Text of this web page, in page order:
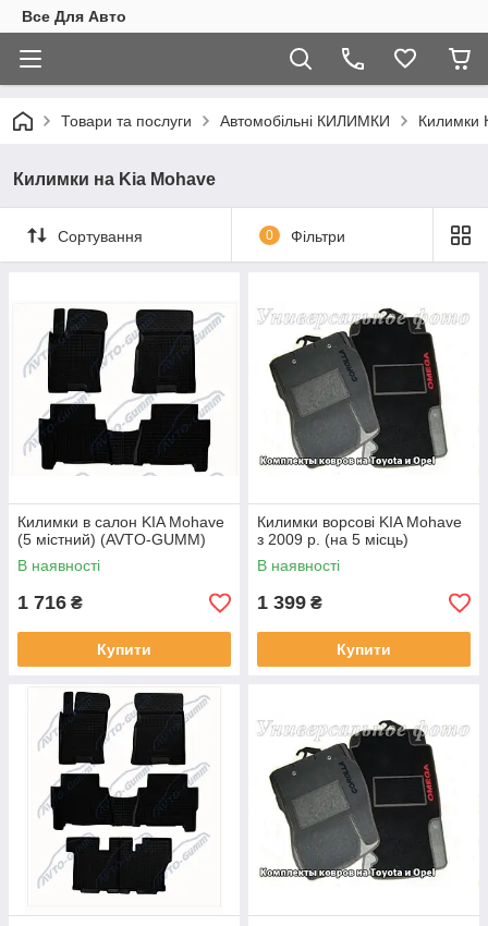
Все Для Авто
Товари та послуги Автомобільні КИЛИМКИ Килимки
Килимки на Kia Mohave
Сортування 0 Фільтри
Килимки в салон KIA Mohavе
(5 містний) (AVTO-GUMM)
В наявності
1 716 ₴
Купити
Килимки ворсові KIA Mohave
з 2009 р. (на 5 місць)
В наявності
1 399 ₴
Купити